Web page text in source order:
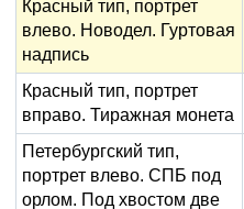
Красный тип, портрет
влево. Новодел. Гуртовая
надпись
Красный тип, портрет
вправо. Тиражная монета
Петербургский тип,
портрет влево. СПБ под
орлом. Под хвостом две